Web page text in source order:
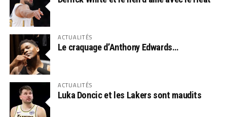
ACTUALITÉS
Le craquage d’Anthony Edwards…
ACTUALITÉS
Luka Doncic et les Lakers sont maudits